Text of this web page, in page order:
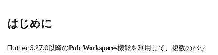
はじめに
Flutter 3.27.0以降のPub Workspaces機能を利用して、複数のパッ